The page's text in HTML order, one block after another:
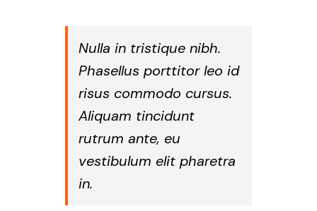
Nulla in tristique nibh.
Phasellus porttitor leo id
risus commodo cursus.
Aliquam tincidunt
rutrum ante, eu
vestibulum elit pharetra
in.